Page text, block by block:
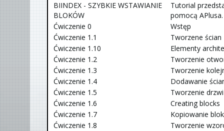
BIINDEX - SZYBKIE WSTAWIANIE
BLOKÓW
Tutorial
pomocą APlusa.
Ćwiczenie 0
Wstęp
Ćwiczenie 1.1
Tworzene ścian
Ćwiczenie 1.10
Elementy
Ćwiczenie 1.2
Tworzenie
Ćwiczenie 1.3
Tworzenie
Ćwiczenie 1.4
Dodawanie
Ćwiczenie 1.5
Tworzenie
Ćwiczenie 1.6
Creating blocks
Ćwiczenie 1.7
Kopiowanie
Ćwiczenie 1.8
Tworzenie